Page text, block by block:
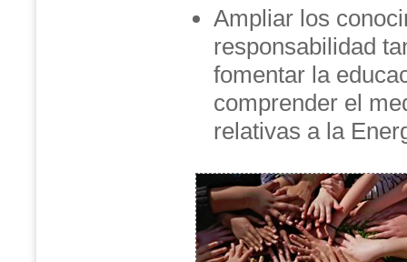
Ampliar los
responsabilidad
fomentar la
comprender el
relativas a la